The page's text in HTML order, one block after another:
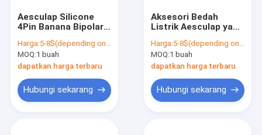
Aesculap Silicone
4Pin Banana Bipolar
4.0mm Plug
Harga:5-8$(depending on your order qty)
MOQ:1 buah
dapatkan harga terbaru
Hubungi sekarang
Aksesori Bedah
Listrik Aesculap yang
Kembali Kabel
Adaptor Bipolar
Harga:5-8$(depending on your order qty)
MOQ:1 buah
dapatkan harga terbaru
Hubungi sekarang